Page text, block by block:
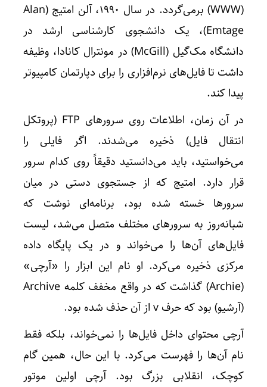
(WWW) برمی‌گردد. در سال 1990، آلن امتیج (Alan
Emtage)، یک دانشجوی کارشناسی ارشد در
دانشگاه مک‌گیل (McGill) در مونترال کانادا، وظیفه
داشت تا فایل‌های نرم‌افزاری را برای دپارتمان کامپیوتر
پیدا کند.
در آن زمان، اطلاعات روی سرورهای FTP (پروتکل
انتقال فایل) ذخیره می‌شدند. اگر فایلی را
می‌خواستید، باید می‌دانستید دقیقاً روی کدام سرور
قرار دارد. امتیج که از جستجوی دستی در میان
سرورها خسته شده بود، برنامه‌ای نوشت که
شبانه‌روز به سرورهای مختلف متصل می‌شد، لیست
فایل‌های آن‌ها را می‌خواند و در یک پایگاه داده
مرکزی ذخیره می‌کرد. او نام این ابزار را «آرچی»
(Archie) گذاشت که در واقع مخفف کلمه Archive
(آرشیو) بود که حرف v از آن حذف شده بود.
آرچی محتوای داخل فایل‌ها را نمی‌خواند، بلکه فقط
نام آن‌ها را فهرست می‌کرد. با این حال، همین گام
کوچک، انقلابی بزرگ بود. آرچی اولین موتور